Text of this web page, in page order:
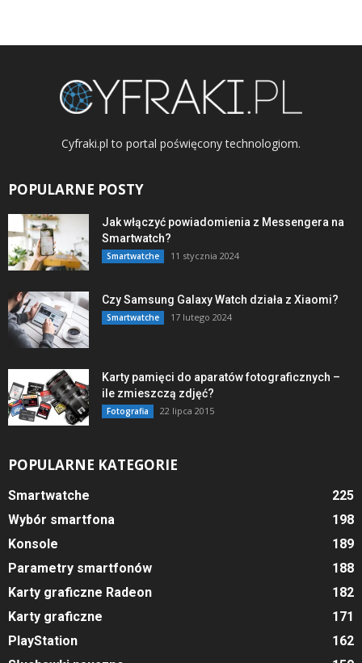
Cyfraki.pl to portal poświęcony technologiom.
POPULARNE POSTY
Jak włączyć powiadomienia z Messengera na
Smartwatch?
Smartwatche 11 stycznia 2024
Czy Samsung Galaxy Watch działa z Xiaomi?
Smartwatche 17 lutego 2024
Karty pamięci do aparatów fotograficznych –
ile zmieszczą zdjęć?
Fotografia 22 lipca 2015
POPULARNE KATEGORIE
Smartwatche
225
Wybór smartfona
198
Konsole
189
Parametry smartfonów
188
Karty graficzne Radeon
182
Karty graficzne
171
PlayStation
162